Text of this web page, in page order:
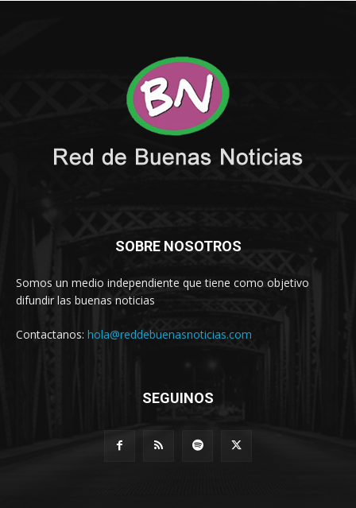
SOBRE NOSOTROS
Somos un medio independiente que tiene como objetivo
difundir las buenas noticias
Contactanos: hola@reddebuenasnoticias.com
SEGUINOS